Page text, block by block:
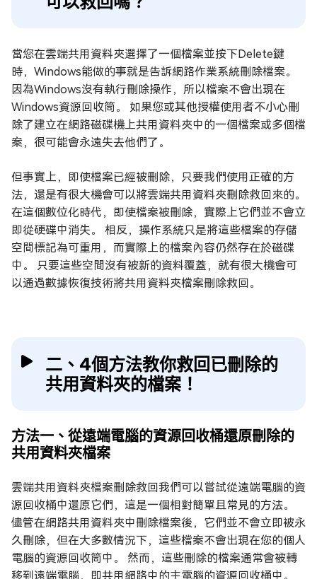
當您在雲端共用資料夾選擇了一個檔案並按下Delete鍵
時，Windows能做的事就是告訴網路作業系統刪除檔案。
因為Windows沒有執行刪除操作，所以檔案不會出現在
Windows資源回收筒。 如果您或其他授權使用者不小心刪
除了建立在網路磁碟機上共用資料夾中的一個檔案或多個檔
案，很可能會永遠失去他們了。
但事實上，即使檔案已經被刪除，只要我們使用正確的方
法，還是有很大機會可以將雲端共用資料夾刪除救回來的。
在這個數位化時代，即使檔案被刪除，實際上它們並不會立
即從硬碟中消失。 相反，操作系統只是將這些檔案的存儲
空間標記為可重用，而實際上的檔案內容仍然存在於磁碟
中。 只要這些空間沒有被新的資料覆蓋，就有很大機會可
以通過數據恢復技術將共用資料夾檔案刪除救回。
二、4個方法教你救回已刪除的
共用資料夾的檔案！
方法一、從遠端電腦的資源回收桶還原刪除的
共用資料夾檔案
雲端共用資料夾檔案刪除救回我們可以嘗試從遠端電腦的資
源回收桶中還原它們，這是一個相對簡單且常見的方法。
儘管在網路共用資料夾中刪除檔案後，它們並不會立即被永
久刪除，但在大多數情況下，這些檔案不會出現在您的個人
電腦的資源回收筒中。 然而，這些刪除的檔案通常會被轉
移到遠端電腦，即共用網路中的主電腦的資源回收桶中。